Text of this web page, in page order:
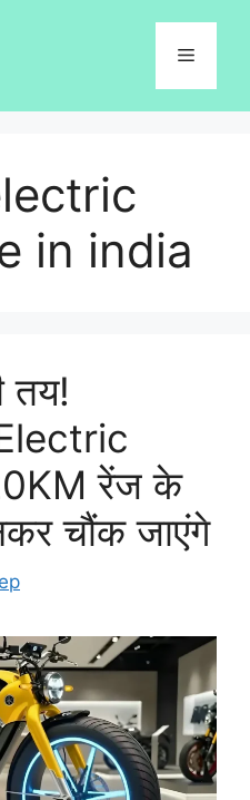
Menu
in india
तय!
रेंज के
चौंक जाएंगे